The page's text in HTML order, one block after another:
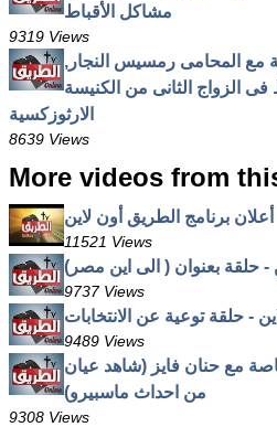
مشاكل الأقباط
9319 Views
مع المحامى رمسيس النجار,
الزواج الثانى من الكنيسة
الارثوزكسية
8639 Views
More videos from
أعلان برنامج الطريق أون لاين
11521 Views
- حلقة بعنوان ( الى اين مصر)
9737 Views
9489 Views
مع حنان فايز (شاهد عيان
من احداث ماسبيرو)
9308 Views